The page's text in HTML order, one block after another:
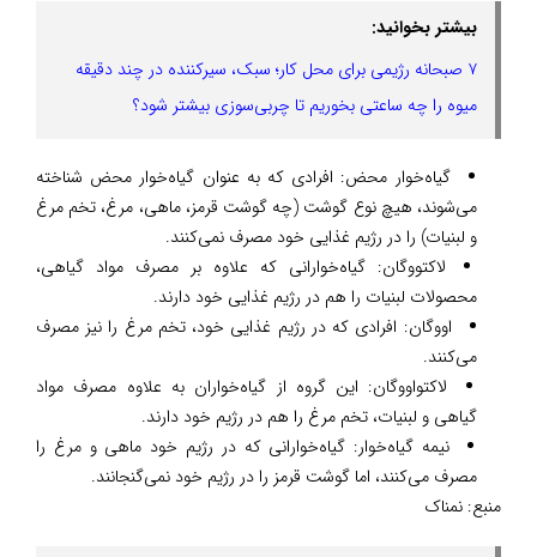
بیشتر بخوانید:
۷ صبحانه رژیمی برای محل کار؛ سبک، سیرکننده در چند دقیقه
میوه را چه ساعتی بخوریم تا چربی‌سوزی بیشتر شود؟
گیاه‌خوار محض: افرادی که به عنوان گیاه‌خوار محض شناخته
می‌شوند، هیچ نوع گوشت (چه گوشت قرمز، ماهی، مرغ، تخم مرغ
و لبنیات) را در رژیم غذایی خود مصرف نمی‌کنند.
لاکتووگان: گیاه‌خوارانی که علاوه بر مصرف مواد گیاهی،
محصولات لبنیات را هم در رژیم غذایی خود دارند.
اووگان: افرادی که در رژیم غذایی خود، تخم مرغ را نیز مصرف
می‌کنند.
لاکتواووگان: این گروه از گیاه‌خواران به علاوه مصرف مواد
گیاهی و لبنیات، تخم مرغ را هم در رژیم خود دارند.
نیمه گیاه‌خوار: گیاه‌خوارانی که در رژیم خود ماهی و مرغ را
مصرف می‌کنند، اما گوشت قرمز را در رژیم خود نمی‌گنجانند.
منبع: نمناک